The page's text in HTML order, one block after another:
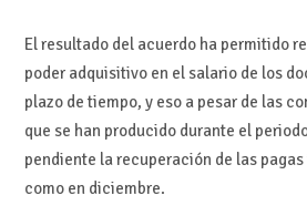
El resultado del acuerdo ha permitido
poder adquisitivo en el salario de los
plazo de tiempo, y eso a pesar de las
que se han producido durante el
pendiente la recuperación de las
como en diciembre.